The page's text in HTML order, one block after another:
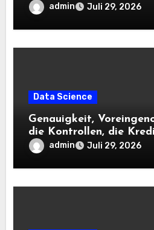
admin Juli 29, 2026
Data Science
Genauigkeit,
die Kontrollen, die
benötigen |
admin Juli 29, 2026